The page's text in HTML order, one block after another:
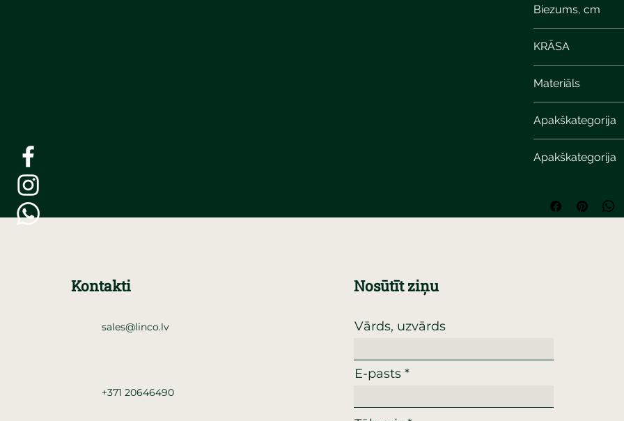
Biezums, cm
KRĀSA
Materiāls
Apakškategorija
Apakškategorija
Kontakti
sales@linco.lv
+371 20646490
Nosūtīt ziņu
Vārds, uzvārds
E-pasts